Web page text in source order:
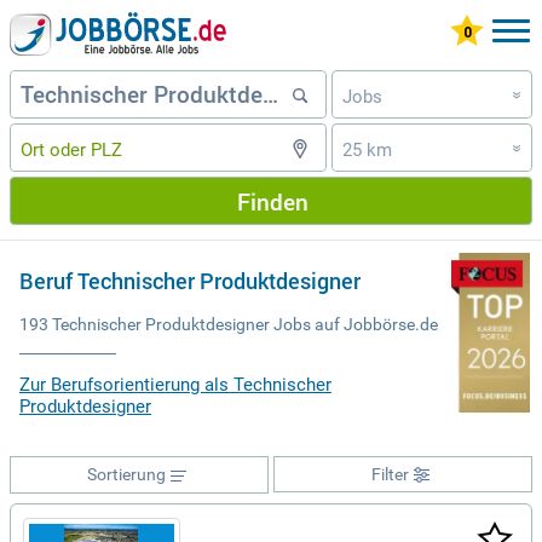
Jobs »
25 km »
Finden
Beruf Technischer Produktdesigner
193 Technischer Produktdesigner Jobs auf Jobbörse.de
Zur Berufsorientierung als Technischer
Produktdesigner
Filter
Sortierung